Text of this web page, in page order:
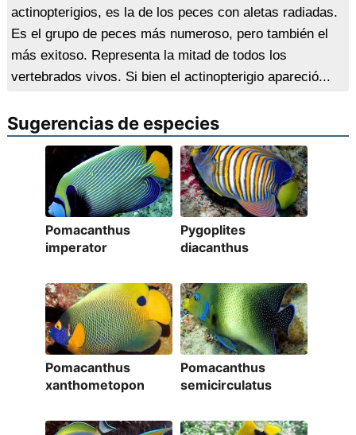
actinopterigios, es la de los peces con aletas radiadas.
Es el grupo de peces más numeroso, pero también el
más exitoso. Representa la mitad de todos los
vertebrados vivos. Si bien el actinopterigio apareció...
Sugerencias de especies
Pomacanthus
imperator
Pygoplites
diacanthus
Pomacanthus
xanthometopon
Pomacanthus
semicirculatus